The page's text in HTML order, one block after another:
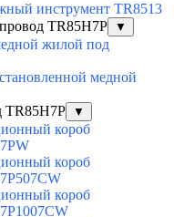
инструмент TR8513
TR85H7P
▼
жилой под
медной
▼
короб
короб
короб